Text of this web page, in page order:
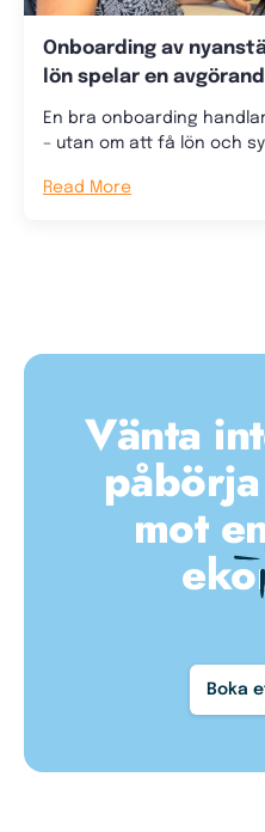
Onboarding av
lön spelar en
En bra onboarding
– utan om att få lön och
Read More
Vänta
mot
Boka